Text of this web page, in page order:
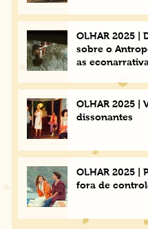
OLHAR 2025 |
sobre o
as
OLHAR 2025 |
dissonantes
OLHAR 2025 |
fora de